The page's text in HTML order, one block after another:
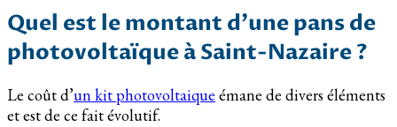
Quel est le montant d’une pans de
photovoltaïque à Saint-Nazaire ?
Le coût d’un kit photovoltaique émane de divers éléments
et est de ce fait évolutif.